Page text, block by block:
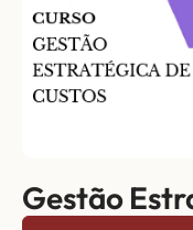
Gestão